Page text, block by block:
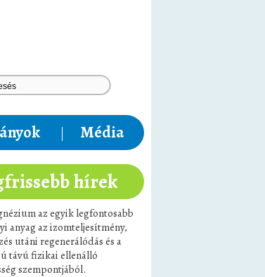
Média
hírek
az egyik legfontosabb
anyag az izomteljesítmény,
utáni regenerálódás és a
távú fizikai ellenálló
szempontjából.